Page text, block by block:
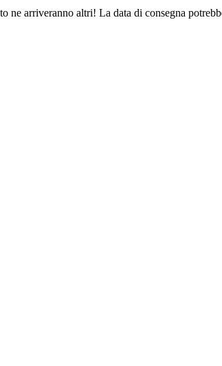
ne arriveranno altri! La data di consegna